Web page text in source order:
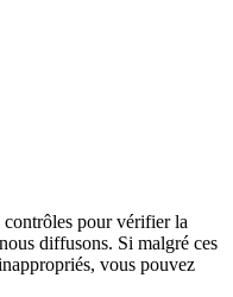
contrôles pour vérifier la
diffusons. Si malgré ces
vous pouvez